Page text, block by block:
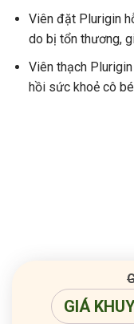
Viên đặt Plurigin
do bị tổn thương,
Viên thạch
hồi sức khoẻ cô
GIÁ